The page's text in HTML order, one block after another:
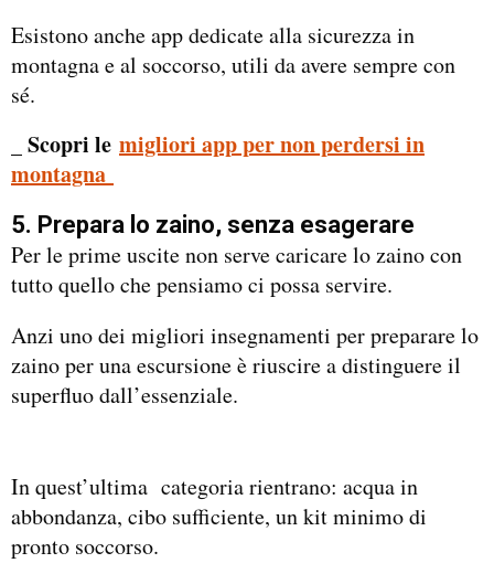
Esistono anche app dedicate alla sicurezza in
montagna e al soccorso, utili da avere sempre con
sé.
_ Scopri le migliori app per non perdersi in
montagna
5. Prepara lo zaino, senza esagerare
Per le prime uscite non serve caricare lo zaino con
tutto quello che pensiamo ci possa servire.
Anzi uno dei migliori insegnamenti per preparare lo
zaino per una escursione è riuscire a distinguere il
superfluo dall’essenziale.
In quest’ultima categoria rientrano: acqua in
abbondanza, cibo sufficiente, un kit minimo di
pronto soccorso.